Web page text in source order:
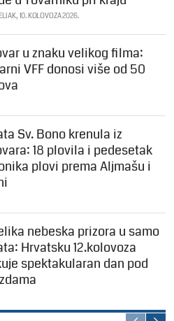
10. KOLOVOZA 2026.
u znaku velikog filma:
VFF donosi više od 50
Sv. Bono krenula iz
18 plovila i pedesetak
plovi prema Aljmašu i
nebeska prizora u samo
Hrvatsku 12.kolovoza
spektakularan dan pod